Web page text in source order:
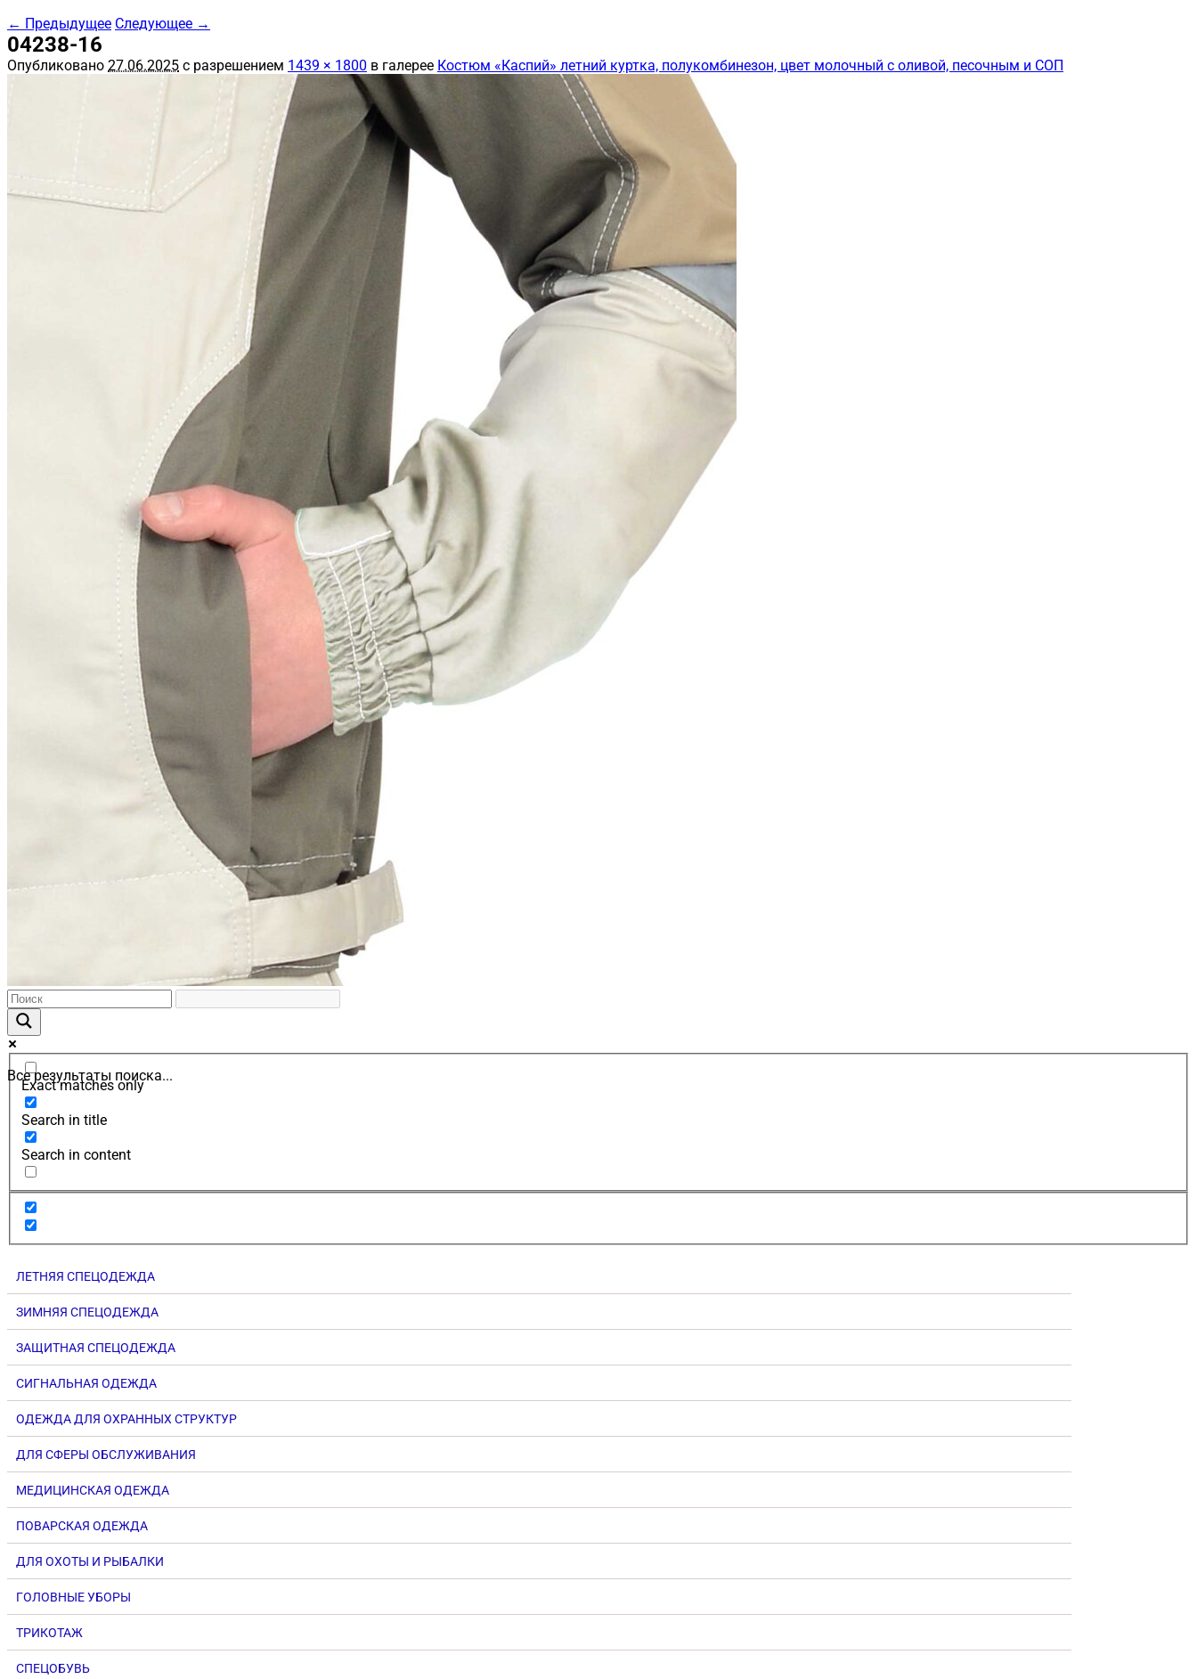
← Предыдущее Следующее →
04238-16
Опубликовано 27.06.2025 с разрешением 1439 × 1800 в галерее Костюм «Каспий» летний куртка, полукомбинезон, цвет молочный с оливой, песочным и СОП
Все результаты поиска...
Exact matches only
Search in title
Search in content
ЛЕТНЯЯ СПЕЦОДЕЖДА
ЗИМНЯЯ СПЕЦОДЕЖДА
ЗАЩИТНАЯ СПЕЦОДЕЖДА
СИГНАЛЬНАЯ ОДЕЖДА
ОДЕЖДА ДЛЯ ОХРАННЫХ СТРУКТУР
ДЛЯ СФЕРЫ ОБСЛУЖИВАНИЯ
МЕДИЦИНСКАЯ ОДЕЖДА
ПОВАРСКАЯ ОДЕЖДА
ДЛЯ ОХОТЫ И РЫБАЛКИ
ГОЛОВНЫЕ УБОРЫ
ТРИКОТАЖ
СПЕЦОБУВЬ